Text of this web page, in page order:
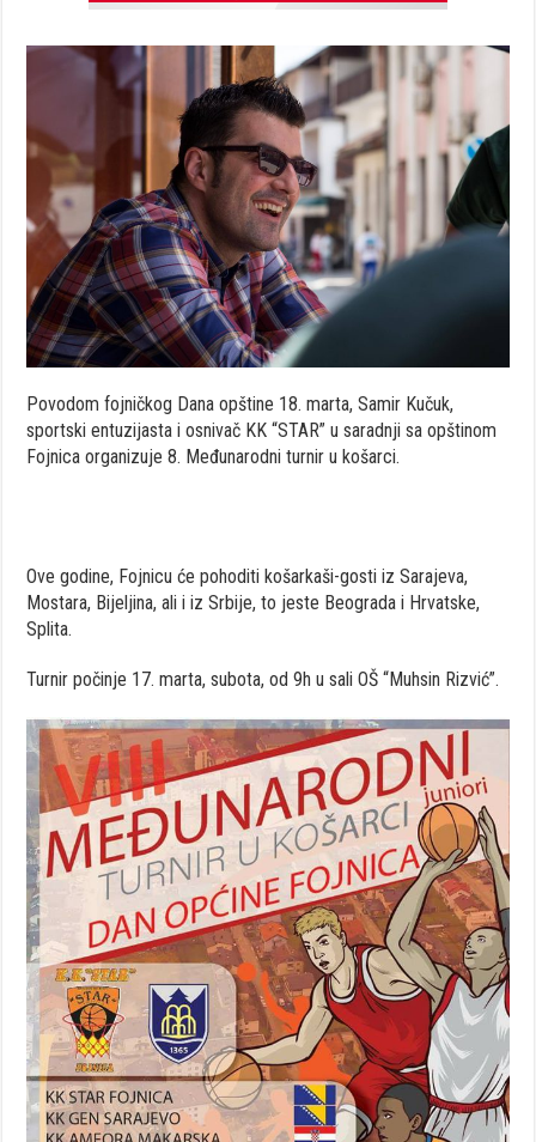
Povodom fojničkog Dana opštine 18. marta, Samir Kučuk,
sportski entuzijasta i osnivač KK “STAR” u saradnji sa opštinom
Fojnica organizuje 8. Međunarodni turnir u košarci.
Ove godine, Fojnicu će pohoditi košarkaši-gosti iz Sarajeva,
Mostara, Bijeljina, ali i iz Srbije, to jeste Beograda i Hrvatske,
Splita.
Turnir počinje 17. marta, subota, od 9h u sali OŠ “Muhsin Rizvić”.